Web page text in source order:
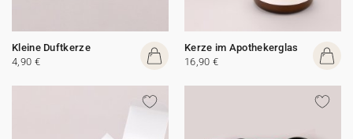
Kleine Duftkerze
4,90 €
Kerze im Apothekerglas
16,90 €